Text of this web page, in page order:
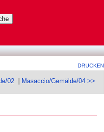
DRUCKEN
02 Masaccio/Gemälde/04 >>